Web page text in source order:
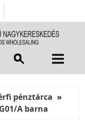
pénztárca
A barna